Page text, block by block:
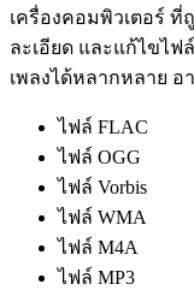
เครื่องคอมพิวเตอร์
ละเอียด และแก้ไขไฟ
เพลงได้หลากหลาย อ
ไฟล์ FLAC
ไฟล์ OGG
ไฟล์ Vorbis
ไฟล์ WMA
ไฟล์ M4A
ไฟล์ MP3